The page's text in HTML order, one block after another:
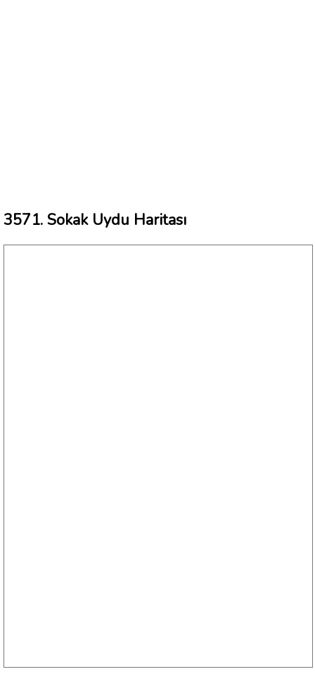
3571. Sokak Uydu Haritası